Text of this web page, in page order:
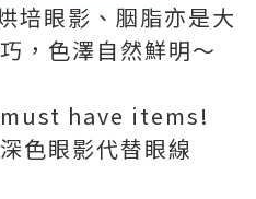
培眼影、胭脂亦是大
，色澤自然鮮明～
must have items!
色眼影代替眼線